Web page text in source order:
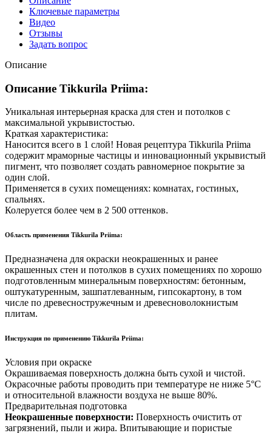
Ключевые параметры
Видео
Отзывы
Задать вопрос
Описание
Описание Tikkurila Priima:
Уникальная интерьерная краска для стен и потолков с
максимальной укрывистостью.
Краткая характеристика:
Наносится всего в 1 слой! Новая рецептура Tikkurila Priima
содержит мраморные частицы и инновационный укрывистый
пигмент, что позволяет создать равномерное покрытие за
один слой.
Применяется в сухих помещениях: комнатах, гостиных,
спальнях.
Колеруется более чем в 2 500 оттенков.
Область применения Tikkurila Priima:
Предназначена для окраски неокрашенных и ранее
окрашенных стен и потолков в сухих помещениях по хорошо
подготовленным минеральным поверхностям: бетонным,
оштукатуренным, зашпатлеванным, гипсокартону, в том
числе по древесностружечным и древесноволокнистым
плитам.
Инструкция по применению Tikkurila Priima:
Условия при окраске
Окрашиваемая поверхность должна быть сухой и чистой.
Окрасочные работы проводить при температуре не ниже 5°С
и относительной влажности воздуха не выше 80%.
Предварительная подготовка
Неокрашенные поверхности: Поверхность очистить от
загрязнений, пыли и жира. Впитывающие и пористые